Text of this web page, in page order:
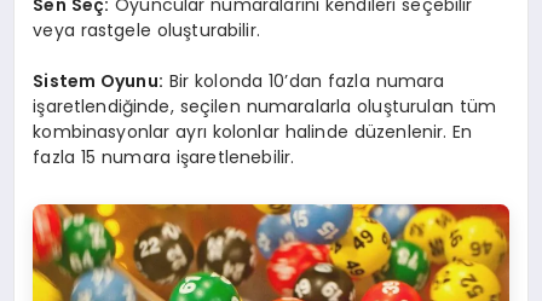
veya rastgele oluşturabilir.
Sistem Oyunu: Bir kolonda 10’dan fazla numara
işaretlendiğinde, seçilen numaralarla oluşturulan tüm
kombinasyonlar ayrı kolonlar halinde düzenlenir. En
fazla 15 numara işaretlenebilir.